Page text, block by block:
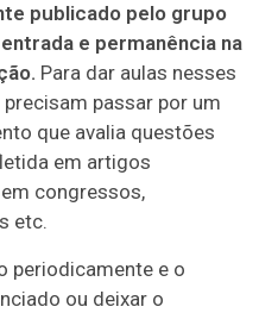
publicado pelo grupo
e permanência na
Para dar aulas nesses
passar por um
que avalia questões
em artigos
congressos,
etc.
periodicamente e o
ou deixar o